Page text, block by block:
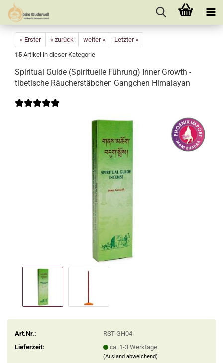
« Erster « zurück weiter »
Letzter »
15 Artikel in dieser Kategorie
Spiritual Guide (Spirituelle Führung) Inner Growth -
tibetische Räucherstäbchen Gangchen Himalayan
Art.Nr.:
RST-GH04
Lieferzeit:
ca. 1-3 Werktage
(Ausland abweichend)